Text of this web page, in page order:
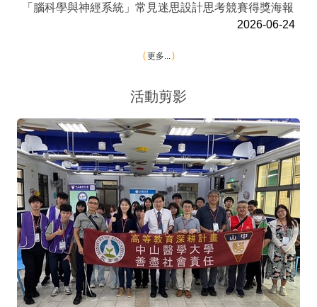
「腦科學與神經系統」常見迷思設計思考競賽得獎海報
2026-06-24
更多...
活動剪影